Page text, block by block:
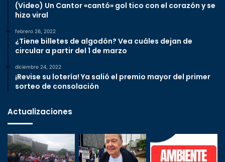
(Video) Un Cantor «cantó» gol tico con el corazón y se
hizo viral
febrero 26, 2022
¿Tiene billetes de algodón? Vea cuáles dejan de
circular a partir del 1 de marzo
diciembre 24, 2022
¡Revise su lotería! Ya salió el premio mayor del primer
sorteo de consolación
Actualizaciones